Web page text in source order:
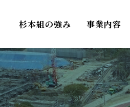
杉本組の強み 事業内容